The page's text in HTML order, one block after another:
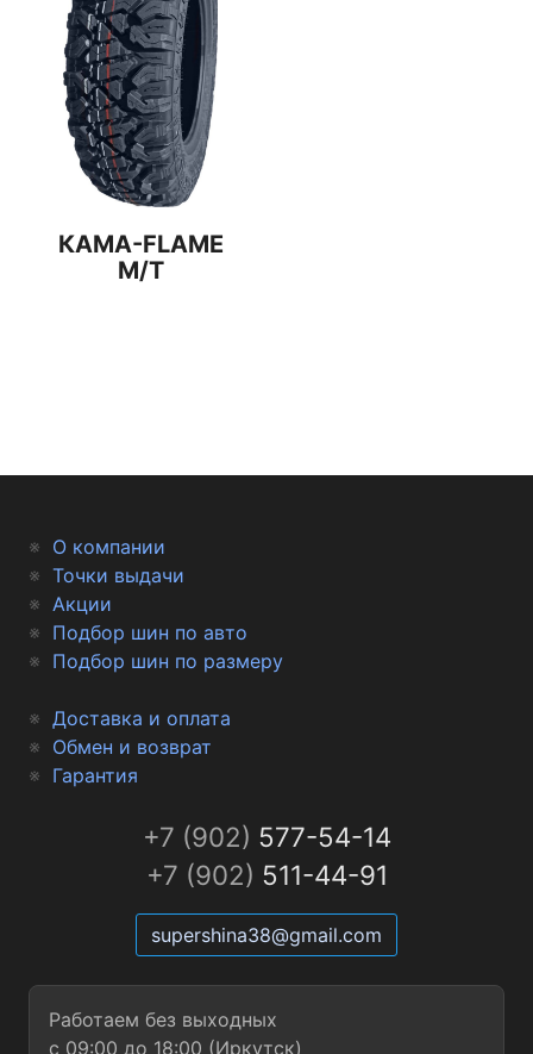
КАМА-FLAME
M/T
О компании
Точки выдачи
Акции
Подбор шин по авто
Подбор шин по размеру
Доставка и оплата
Обмен и возврат
Гарантия
+7 (902) 577-54-14
+7 (902) 511-44-91
supershina38@gmail.com
Работаем без выходных
с 09:00 до 18:00 (Иркутск)